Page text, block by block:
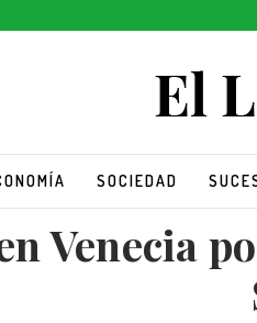
SOCIEDAD
Venecia